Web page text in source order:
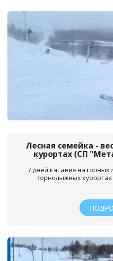
Лесная семейка -
курортах (СП
7 дней катания на горных
горнолыжных